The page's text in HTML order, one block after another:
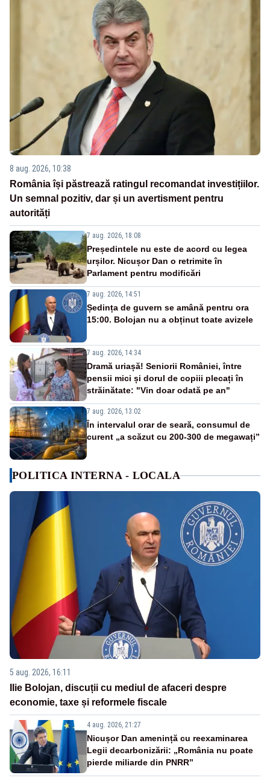
8 aug. 2026, 10:38
România își păstrează ratingul recomandat investițiilor.
Un semnal pozitiv, dar și un avertisment pentru
autorități
7 aug. 2026, 18:08
Președintele nu este de acord cu legea
urșilor. Nicușor Dan o retrimite în
Parlament pentru modificări
7 aug. 2026, 14:51
Ședința de guvern se amână pentru ora
15:00. Bolojan nu a obținut toate avizele
7 aug. 2026, 14:34
Dramă uriașă! Seniorii României, între
pensii mici și dorul de copiii plecați în
străinătate: "Vin doar odată pe an"
7 aug. 2026, 13:02
În intervalul orar de seară, consumul de
curent „a scăzut cu 200-300 de megawați”
POLITICA INTERNA - LOCALA
5 aug. 2026, 16:11
Ilie Bolojan, discuții cu mediul de afaceri despre
economie, taxe și reformele fiscale
4 aug. 2026, 21:27
Nicușor Dan amenință cu reexaminarea
Legii decarbonizării: „România nu poate
pierde miliarde din PNRR”